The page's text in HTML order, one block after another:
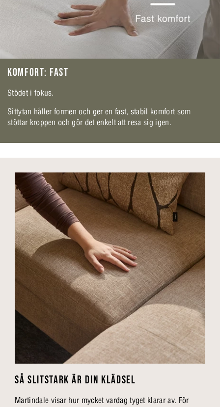
KOMFORT: FAST
Stödet i fokus.
Sittytan håller formen och ger en fast, stabil komfort som
stöttar kroppen och gör det enkelt att resa sig igen.
SÅ SLITSTARK ÄR DIN KLÄDSEL
Martindale visar hur mycket vardag tyget klarar av. För